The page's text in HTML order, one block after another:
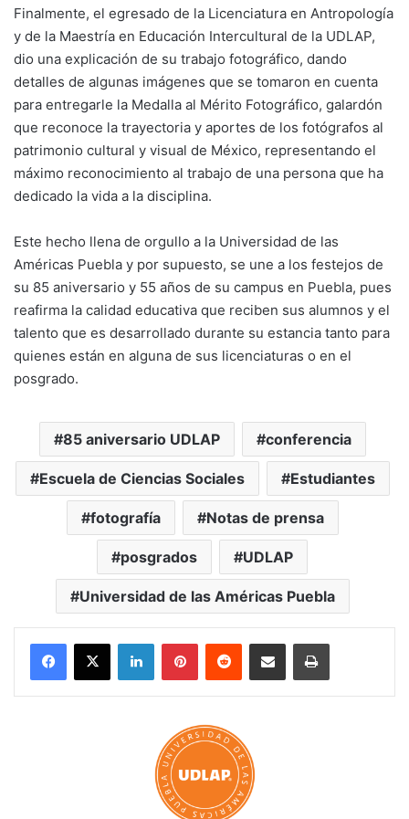
Finalmente, el egresado de la Licenciatura en Antropología
y de la Maestría en Educación Intercultural de la UDLAP,
dio una explicación de su trabajo fotográfico, dando
detalles de algunas imágenes que se tomaron en cuenta
para entregarle la Medalla al Mérito Fotográfico, galardón
que reconoce la trayectoria y aportes de los fotógrafos al
patrimonio cultural y visual de México, representando el
máximo reconocimiento al trabajo de una persona que ha
dedicado la vida a la disciplina.
Este hecho llena de orgullo a la Universidad de las
Américas Puebla y por supuesto, se une a los festejos de
su 85 aniversario y 55 años de su campus en Puebla, pues
reafirma la calidad educativa que reciben sus alumnos y el
talento que es desarrollado durante su estancia tanto para
quienes están en alguna de sus licenciaturas o en el
posgrado.
85 aniversario UDLAP conferencia
Escuela de Ciencias Sociales Estudiantes
fotografía Notas de prensa
posgrados UDLAP
Universidad de las Américas Puebla
LinkedInPinterestReddit Share via Email Print